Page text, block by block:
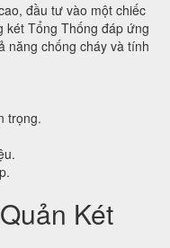
đầu tư vào một chiếc
két Tổng Thống đáp ứng
năng chống cháy và tính
trọng.
Két